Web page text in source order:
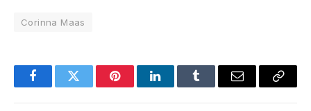
Corinna Maas
FacebookTwitter PinterestLinkedInTumblr Email
Copy